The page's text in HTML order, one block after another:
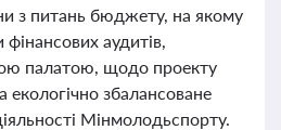
з питань бюджету, на якому
фінансових аудитів,
палатою, щодо проекту
екологічно збалансоване
Мінмолодьспорту.